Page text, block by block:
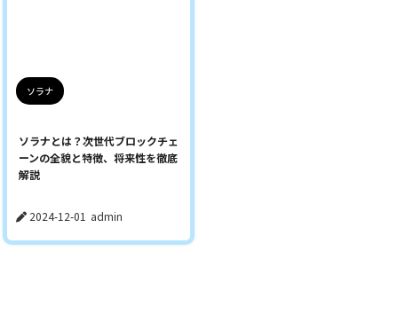
ソラナ
ソラナとは？次世代ブロックチェ
ーンの全貌と特徴、将来性を徹底
解説
2024-12-01 admin